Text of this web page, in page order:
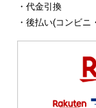
・代金引換
・後払い(コンビ